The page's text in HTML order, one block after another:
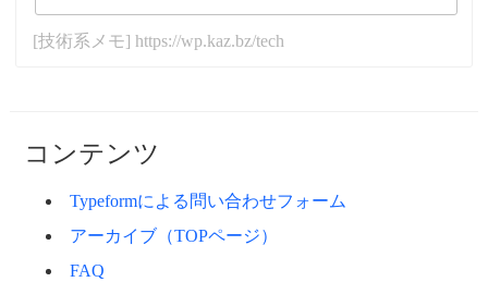
[技術系メモ] https://wp.kaz.bz/tech
コンテンツ
Typeformによる問い合わせフォーム
アーカイブ（TOPページ）
FAQ